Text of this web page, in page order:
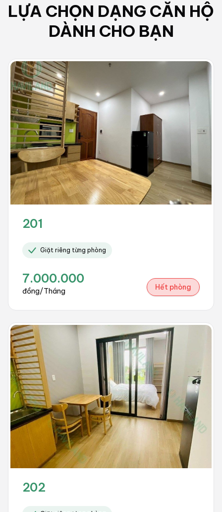
LỰA CHỌN DẠNG CĂN HỘ
DÀNH CHO BẠN
201
Giặt riêng từng phòng
7.000.000
đồng/Tháng Hết phòng
202